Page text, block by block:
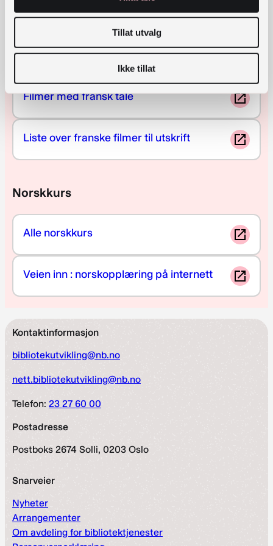
Tillat utvalg
Ikke tillat
Film
Filmer med fransk tale
Liste over franske filmer til utskrift
Norskkurs
Alle norskkurs
Veien inn : norskopplæring på internett
Kontaktinformasjon
bibliotekutvikling@nb.no
nett.bibliotekutvikling@nb.no
Telefon: 23 27 60 00
Postadresse
Postboks 2674 Solli, 0203 Oslo
Snarveier
Nyheter
Arrangementer
Om avdeling for bibliotektjenester